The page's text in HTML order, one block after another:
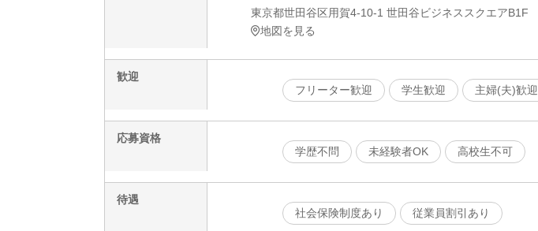
東京都世田谷区用賀4-10-1 世田谷ビジネススクエアB1F
地図を見る
歓迎
フリーター歓迎
学生歓迎 主婦(夫)歓迎
応募資格
学歴不問
未経験者OK 高校生不可
待遇
社会保険制度あり
従業員割引あり